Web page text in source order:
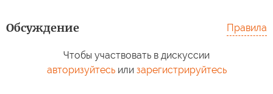
Обсуждение Правила
Чтобы участвовать в дискуссии
авторизуйтесьили зарегистрируйтесь